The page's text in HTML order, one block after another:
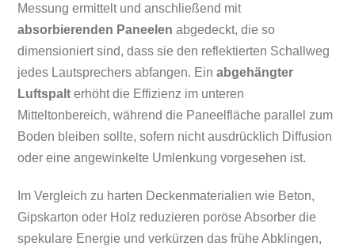
Messung ermittelt und anschließend mit
absorbierenden Paneelen abgedeckt, die so
dimensioniert sind, dass sie den reflektierten Schallweg
jedes Lautsprechers abfangen. Einabgehängter
Luftspalt erhöht die Effizienz im unteren
Mitteltonbereich, während die Paneelfläche parallel zum
Boden bleiben sollte, sofern nicht ausdrücklich Diffusion
oder eine angewinkelte Umlenkung vorgesehen ist.
Im Vergleich zu harten Deckenmaterialien wie Beton,
Gipskarton oder Holz reduzieren poröse Absorber die
spekulare Energie und verkürzen das frühe Abklingen,